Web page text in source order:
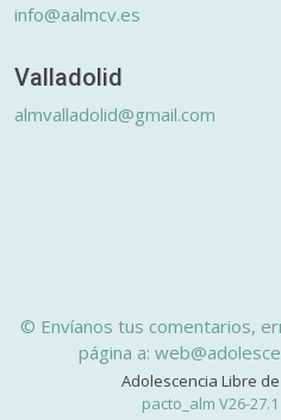
info@aalmcv.es
Valladolid
almvalladolid@gmail.com
© Envíanos tus comentarios,
página a:
Adolescencia Libre de
pacto_alm V26-